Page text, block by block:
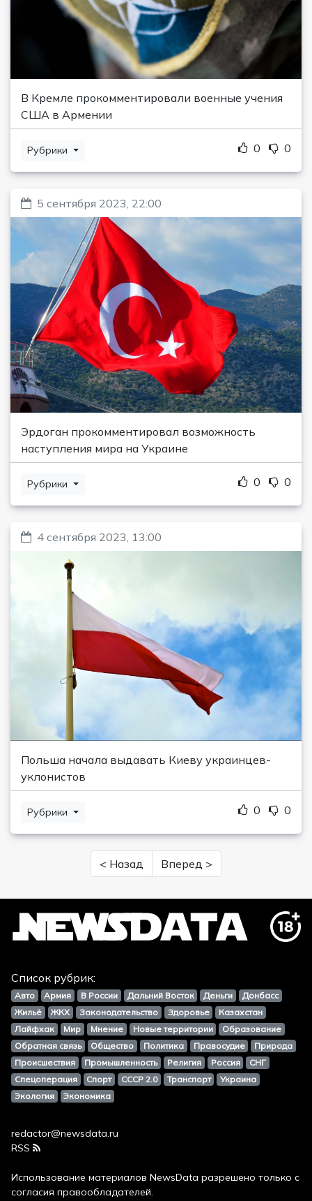
В Кремле прокомментировали военные учения
США в Армении
Рубрики 0 0
5 сентября 2023, 22:00
Эрдоган прокомментировал возможность
наступления мира на Украине
Рубрики 0 0
4 сентября 2023, 13:00
Польша начала выдавать Киеву украинцев-
уклонистов
Рубрики 0 0
< Назад Вперед >
Список рубрик:
Авто Армия В России Дальний Восток Деньги
Донбасс
Жильё
ЖКХ Законодательство Здоровье
Казахстан
Лайфхак
Мир Мнение Новые территории
Образование
Обратная связь
Общество Политика Правосудие
Природа
Происшествия
Промышленность Религия Россия
СНГ
Спецоперация
Спорт СССР 2.0 Транспорт
Украина
Экология
Экономика
redactor@newsdata.ru
RSS
Использование материалов NewsData разрешено только с
согласия правообладателей.